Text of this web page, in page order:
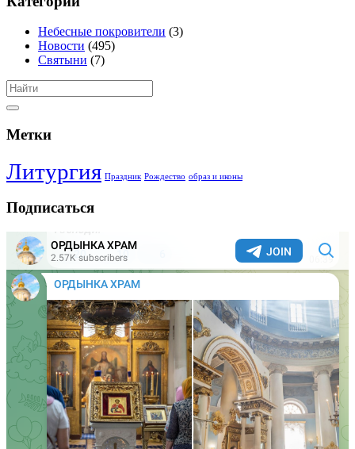
Небесные покровители (3)
Новости (495)
Святыни (7)
Метки
Литургия Праздник Рождество образ и иконы
Подписаться